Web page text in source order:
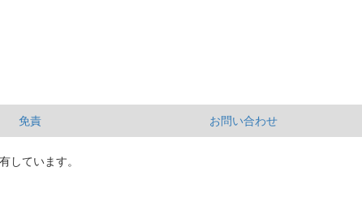
免責 お問い合わせ
しています。